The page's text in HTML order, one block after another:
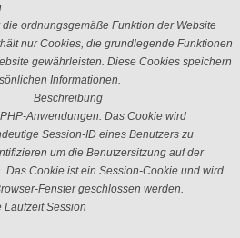
ordnungsgemäße Funktion der Website
nur Cookies, die grundlegende Funktionen
gewährleisten. Diese Cookies speichern
Informationen.
Beschreibung
Anwendungen. Das Cookie wird
Session-ID eines Benutzers zu
um die Benutzersitzung auf der
Das Cookie ist ein Session-Cookie und wird
Fenster geschlossen werden.
Laufzeit Session